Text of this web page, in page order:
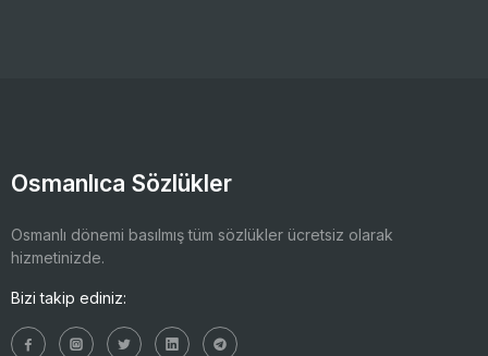
Osmanlıca Sözlükler
Osmanlı dönemi basılmış tüm sözlükler ücretsiz olarak
hizmetinizde.
Bizi takip ediniz: